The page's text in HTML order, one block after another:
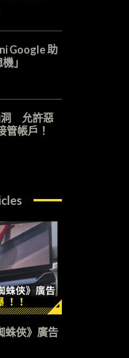
Google 助
」
洞 允許惡
管帳戶！
蛛俠》廣告